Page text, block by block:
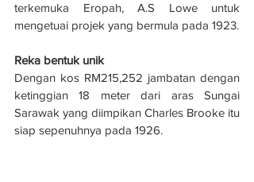
terkemuka Eropah, A.S Lowe untuk
mengetuai projek yang bermula pada 1923.
Reka bentuk unik
Dengan kos RM215,252 jambatan dengan
ketinggian 18 meter dari aras Sungai
Sarawak yang diimpikan Charles Brooke itu
siap sepenuhnya pada 1926.